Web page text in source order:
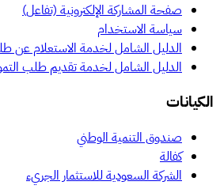
صفحة المشاركة الإلكترونية (تفاعل)
سياسة الاستخدام
الدليل الشامل لخدمة الاستعلام عن
الدليل الشامل لخدمة تقديم طلب
الكيانات
صندوق التنمية الوطني
كفالة
الشركة السعودية للاستثمار الجريء